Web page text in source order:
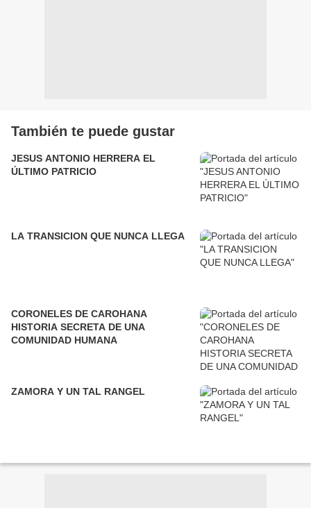
También te puede gustar
JESUS ANTONIO HERRERA EL
ÚLTIMO PATRICIO
LA TRANSICION QUE NUNCA LLEGA
CORONELES DE CAROHANA
HISTORIA SECRETA DE UNA
COMUNIDAD HUMANA
ZAMORA Y UN TAL RANGEL